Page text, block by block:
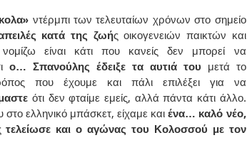
ντέρμπι των τελευταίων χρόνων στο σημείο
κατά της ζωής οικογενειών παικτών και
είναι κάτι που κανείς δεν μπορεί να
ο… Σπανούλης έδειξε τα αυτιά του μετά το
που έχουμε και πάλι επιλέξει για να
ότι δεν φταίμε εμείς, αλλά πάντα κάτι άλλο.
στο ελληνικό μπάσκετ, είχαμε και ένα… καλό νέο,
τελείωσε και ο αγώνας του Κολοσσού με τον